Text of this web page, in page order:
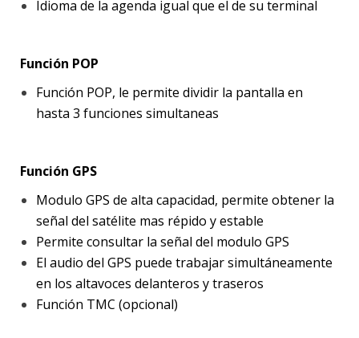
Idioma de la agenda igual que el de su terminal
Función POP
Función POP, le permite dividir la pantalla en
hasta 3 funciones simultaneas
Función GPS
Modulo GPS de alta capacidad, permite obtener la
señal del satélite mas répido y estable
Permite consultar la señal del modulo GPS
El audio del GPS puede trabajar simultáneamente
en los altavoces delanteros y traseros
Función TMC (opcional)